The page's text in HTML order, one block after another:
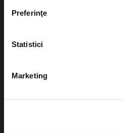
Preferinţe
Statistici
Marketing
Teatru
festivaluri
Diverse